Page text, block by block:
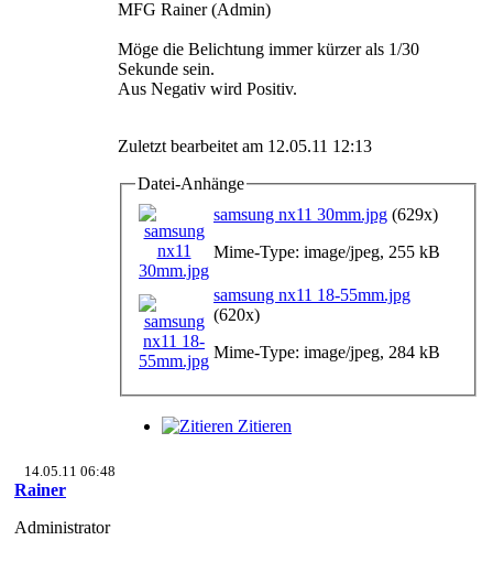
MFG Rainer (Admin)
Möge die Belichtung immer kürzer als 1/30
Sekunde sein.
Aus Negativ wird Positiv.
Zuletzt bearbeitet am 12.05.11 12:13
Datei-Anhänge
samsung nx11 30mm.jpg (629x)
Mime-Type: image/jpeg, 255 kB
samsung nx11 18-55mm.jpg
(620x)
Mime-Type: image/jpeg, 284 kB
Zitieren
14.05.11 06:48
Rainer
Administrator